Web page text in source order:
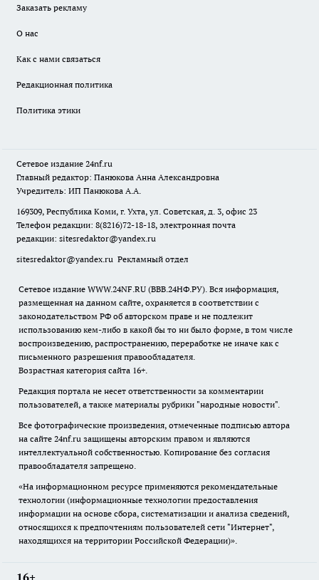
Заказать рекламу
О нас
Как с нами связаться
Редакционная политика
Политика этики
Сетевое издание 24nf.ru
Главный редактор: Панюкова Анна Александровна
Учредитель: ИП Панюкова А.А.
169309, Республика Коми, г. Ухта, ул. Советская, д. 3, офис 23
Телефон редакции: 8(8216)72-18-18, электронная почта
редакции: sitesredaktor@yandex.ru
sitesredaktor@yandex.ru Рекламный отдел
Сетевое издание WWW.24NF.RU (ВВВ.24НФ.РУ). Вся информация,
размещенная на данном сайте, охраняется в соответствии с
законодательством РФ об авторском праве и не подлежит
использованию кем-либо в какой бы то ни было форме, в том числе
воспроизведению, распространению, переработке не иначе как с
письменного разрешения правообладателя.
Возрастная категория сайта 16+.
Редакция портала не несет ответственности за комментарии
пользователей, а также материалы рубрики "народные новости".
Все фотографические произведения, отмеченные подписью автора
на сайте 24nf.ru защищены авторским правом и являются
интеллектуальной собственностью. Копирование без согласия
правообладателя запрещено.
«На информационном ресурсе применяются рекомендательные
технологии (информационные технологии предоставления
информации на основе сбора, систематизации и анализа сведений,
относящихся к предпочтениям пользователей сети "Интернет",
находящихся на территории Российской Федерации)».
16+